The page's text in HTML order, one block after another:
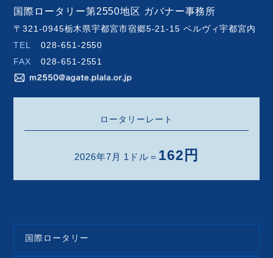
国際ロータリー第2550地区 ガバナー事務所
〒321-0945栃木県宇都宮市宿郷5-21-15 ベルヴィ宇都宮内
TEL
028-651-2550
FAX
028-651-2551
ロータリーレート
2026年7月 1ドル＝ 162円
国際ロータリー